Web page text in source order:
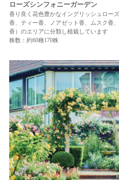
ローズシンフォニーガーデン
香り良く花色豊かなイングリッシュロー
香、ティー香、ノアゼット香、ムスク香
香）のエリアに分類し植栽しています
株数：約60種170株